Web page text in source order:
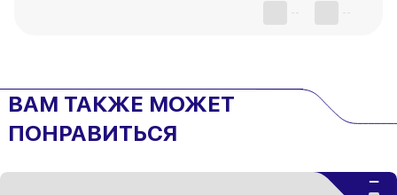
ВАМ ТАКЖЕ МОЖЕТ
ПОНРАВИТЬСЯ
--